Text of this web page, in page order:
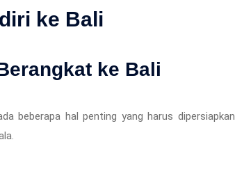
ke Bali
ke Bali
beberapa hal penting yang harus dipersiapkan